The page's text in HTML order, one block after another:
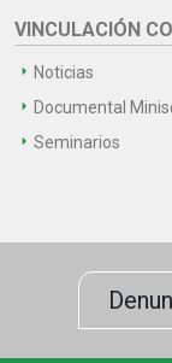
VINCULACIÓN
Noticias
Documental
Seminarios